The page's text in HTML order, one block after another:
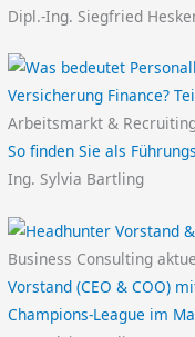
Dipl.-Ing. Siegfried
Arbeitsmarkt &
So finden Sie als
Ing. Sylvia Bartling
Business Consulting
Vorstand (CEO & COO)
Champions-League im